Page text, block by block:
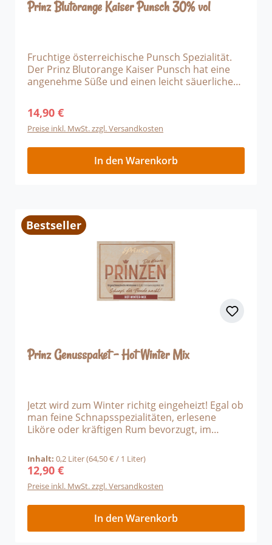
Prinz Blutorange Kaiser Punsch 30% vol
Fruchtige österreichische Punsch Spezialität.
Der Prinz Blutorange Kaiser Punsch hat eine
angenehme Süße und einen leicht säuerlichen
Komponente ist der beliebte Prinz Inländer
Rum dem Punsch hinzugefügt. Das Punsch-
Konzentrat genießen Sie in einem Teil Punsch
oder Kräutertee zu einem winterlichen
Regulärer Preis:
14,90 €
Preise inkl. MwSt. zzgl. Versandkosten
In den Warenkorb
Bestseller
Prinz Genusspaket - Hot Winter Mix
Jetzt wird zum Winter richitg eingeheizt! Egal ob
man feine Schnapsspezialitäten, erlesene
Liköre oder kräftigen Rum bevorzugt, im
seinen persönlichen Favoriten für den Winter.
Das Genusspaket ist perfekt zum Verschenken
geeignet, für die erste Après-Ski-Party oder für
einen gemütlichen Abend vor dem Kamin. 1 x
Winter Haselnuss Spirituose 34 % vol1 x Winter
Marillen Spirituose 34 % vol1 x Rum Caramel
Likör 40 % vol1 x Heißer Willi Likör 16 % vol1 x
Inhalt: 0,2 Liter(64,50 € / 1 Liter)
Regulärer Preis:
12,90 €
Preise inkl. MwSt. zzgl. Versandkosten
In den Warenkorb